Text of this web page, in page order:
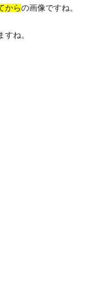
からの画像ですね。
ね。